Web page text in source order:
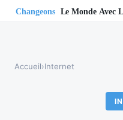
Accueil›Internet